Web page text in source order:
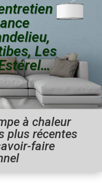
Les
à chaleur
plus récentes
faire